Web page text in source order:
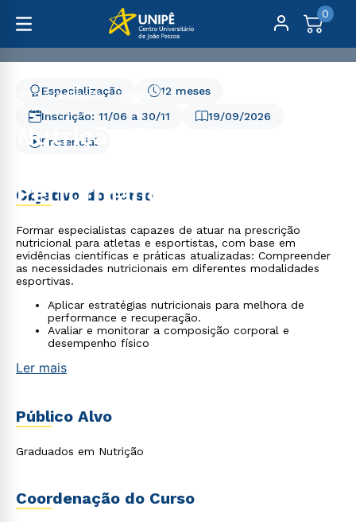
0
Pós-Graduação
Saúde
Nutrição Esportiva: Desempenho e Performance
Nutrição Esportiva:
Performance
19/09/2026
12 meses
Especialização
Presencial
Inscrição: 11/06 a 30/11
Objetivo do curso
Formar especialistas capazes de atuar na prescrição
nutricional para atletas e esportistas, com base em
evidências científicas e práticas atualizadas: Compreender
as necessidades nutricionais em diferentes modalidades
esportivas.
Aplicar estratégias nutricionais para melhora de
performance e recuperação.
Avaliar e monitorar a composição corporal e
desempenho físico
Ler mais
Público Alvo
Graduados em Nutrição
Coordenação do Curso